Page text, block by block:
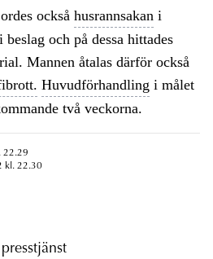
också husrannsakan i
och på dessa hittades
Mannen åtalas därför också
Huvudförhandling i målet
två veckorna.
22.29
kl. 22.30